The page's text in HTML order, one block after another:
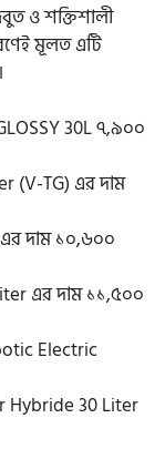
ও শক্তিশালী
মূলত এটি
30L ৭,৯০০
(V-TG) এর দাম
দাম ১০,৬০০
এর দাম ১১,৫০০
Electric
Hybride 30 Liter